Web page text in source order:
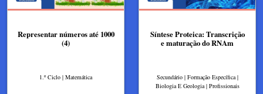
Representar números até 1000
(4)
1.º Ciclo | Matemática
Síntese Proteica: Transcrição
e maturação do RNAm
Secundário | Formação Específica |
Biologia E Geologia | Profissionais